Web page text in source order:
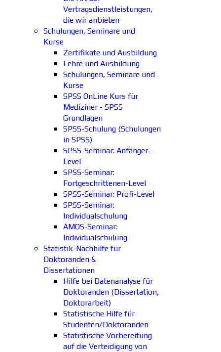
Vertragsdienstleistungen,
die wir anbieten
Schulungen, Seminare und
Kurse
Zertifikate und Ausbildung
Lehre und Ausbildung
Schulungen, Seminare und
Kurse
SPSS OnLine Kurs für
Mediziner - SPSS
Grundlagen
SPSS-Schulung (Schulungen
in SPSS)
SPSS-Seminar: Anfänger-
Level
SPSS-Seminar:
Fortgeschrittenen-Level
SPSS-Seminar: Profi-Level
SPSS-Seminar:
Individualschulung
AMOS-Seminar:
Individualschulung
Statistik-Nachhilfe für
Doktoranden &
Dissertationen
Hilfe bei Datenanalyse für
Doktoranden (Dissertation,
Doktorarbeit)
Statistische Hilfe für
Studenten/Doktoranden
Statistische Vorbereitung
auf die Verteidigung von